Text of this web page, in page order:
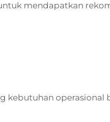
mendapatkan
operasional